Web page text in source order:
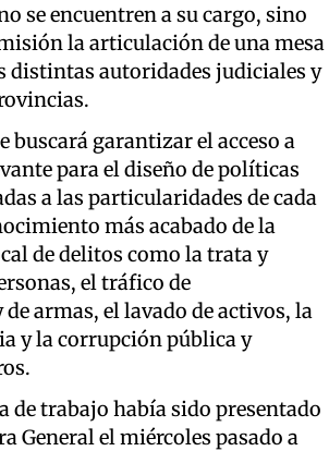
se encuentren a su cargo, sino
la articulación de una mesa
distintas autoridades judiciales y
buscará garantizar el acceso a
para el diseño de políticas
a las particularidades de cada
más acabado de la
de delitos como la trata y
el tráfico de
armas, el lavado de activos, la
y la corrupción pública y
de trabajo había sido presentado
General el miércoles pasado a